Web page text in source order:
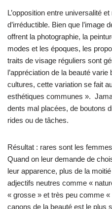
L’opposition entre universalité
d’irréductible. Bien que l’image
offrent la photographie, la
modes et les époques, les
traits de visage réguliers sont
l’appréciation de la beauté
cultures, cette variation se fait
esthétiques communes ».
dents mal placées, de boutons
rides ou de tâches.
Résultat : rares sont les
Quand on leur demande de
leur apparence, plus de la
adjectifs neutres comme «
« grosse » et très peu comme «
canons de la beauté est le plus